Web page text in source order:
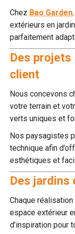
Chez Bao Garden,
extérieurs en
parfaitement
Des projets
client
Nous concevons
votre terrain et
verts uniques et
Nos paysagistes
technique afin
esthétiques et
Des jardins
Chaque
espace extérieur
d’inspiration pour